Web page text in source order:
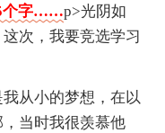
个字……p>光阴如
次，我要竞选学习
从小的梦想，在以
当时我很羡慕他